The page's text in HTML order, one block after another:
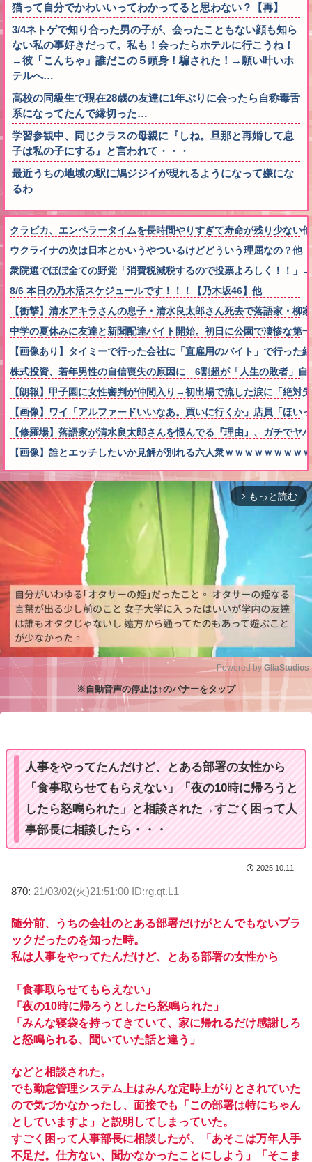
猫って自分でかわいいってわかってると思わない？【再】
3/4ネトゲで知り合った男の子が、会ったこともない顔も知ら
ない私の事好きだって。私も！会ったらホテルに行こうね！
→彼「こんちゃ」誰だこの５頭身！騙された！→願い叶いホ
テルへ…
高校の同級生で現在28歳の友達に1年ぶりに会ったら自称毒舌
系になってたんで縁切った…
学習参観中、同じクラスの母親に『しね。旦那と再婚して息
子は私の子にする』と言われて・・・
最近うちの地域の駅に鳩ジジイが現れるようになって嫌にな
るわ
クラピカ、エンペラータイムを長時間やりすぎて寿命が残り少ない他
ウクライナの次は日本とかいうやついるけどどういう理屈なの？他
衆院選でほぼ全ての野党「消費税減税するので投票よろしく！！
8/6 本日の乃木活スケジュールです！！！【乃木坂46】他
【衝撃】清水アキラさんの息子・清水良太郎さん死去で落語家・
中学の夏休みに友達と新聞配達バイト開始。初日に公園で凄惨な
【画像あり】タイミーで行った会社に「直雇用のバイト」で行った
株式投資、若年男性の自信喪失の原因に 6割超が「人生の敗者」自
【朗報】甲子園に女性審判が仲間入り→初出場で流した涙に「絶対
【画像】ワイ「アルファードいいなあ。買いに行くか」店員「ほ
【修羅場】落語家が清水良太郎さんを恨んでる『理由』、ガチでヤ
【画像】誰とエッチしたいか見解が別れる六人衆ｗｗｗｗｗｗｗｗ
arrow_forward_ios もっと読む
M
Powered by GliaStudios
※自動音声の停止は↑のバナーをタップ
人事をやってたんだけど、とある部署の女性から
「食事取らせてもらえない」「夜の10時に帰ろうと
したら怒鳴られた」と相談された→すごく困って人
事部長に相談したら・・・
2025.10.11
870: 21/03/02(火)21:51:00 ID:rg.qt.L1
随分前、うちの会社のとある部署だけがとんでもないブラ
ックだったのを知った時。
私は人事をやってたんだけど、とある部署の女性から
「食事取らせてもらえない」
「夜の10時に帰ろうとしたら怒鳴られた」
「みんな寝袋を持ってきていて、家に帰れるだけ感謝しろ
と怒鳴られる、聞いていた話と違う」
などと相談された。
でも勤怠管理システム上はみんな定時上がりとされていた
ので気づかなかったし、面接でも「この部署は特にちゃん
としていますよ」と説明してしまっていた。
すごく困って人事部長に相談したが、「あそこは万年人手
不足だ。仕方ない、聞かなかったことにしよう」「そこま